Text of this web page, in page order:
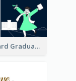
Chalkboard Graduation Party Invitation